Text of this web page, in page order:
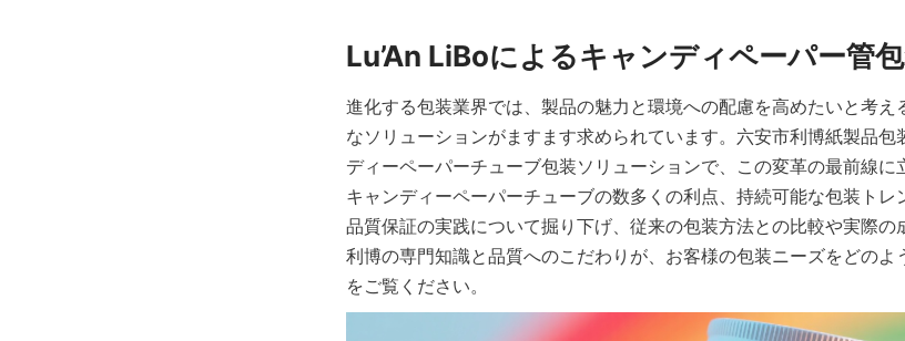
進化する包装業界では、製品の魅力と環境への配慮を高めたいと考
なソリューションがますます求められています。六安市利博紙製品
ディーペーパーチューブ包装ソリューションで、この変革の最前線に
キャンディーペーパーチューブの数多くの利点、持続可能な包装トレ
品質保証の実践について掘り下げ、従来の包装方法との比較や実際
利博の専門知識と品質へのこだわりが、お客様の包装ニーズをどの
をご覧ください。